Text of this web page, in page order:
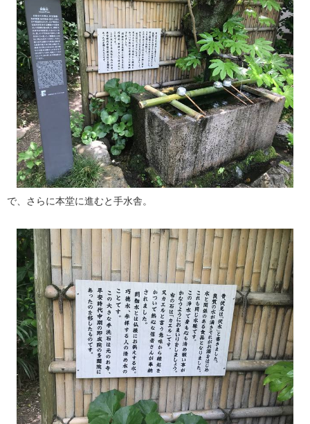
で、さらに本堂に進むと手水舎。